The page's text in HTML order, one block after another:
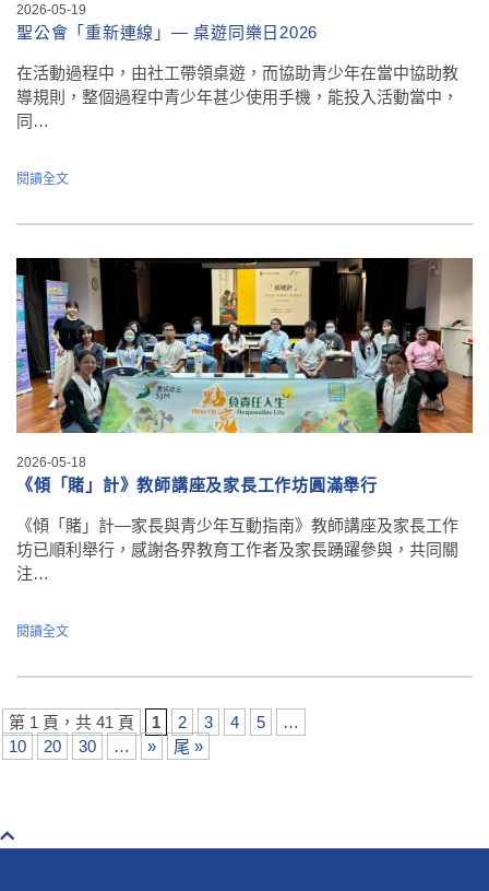
2026-05-19
聖公會「重新連線」— 桌遊同樂日2026
在活動過程中，由社工帶領桌遊，而協助青少年在當中協助教
導規則，整個過程中青少年甚少使用手機，能投入活動當中，
同…
閱讀全文
2026-05-18
《傾「賭」計》教師講座及家長工作坊圓滿舉行
《傾「賭」計—家長與青少年互動指南》教師講座及家長工作
坊已順利舉行，感謝各界教育工作者及家長踴躍參與，共同關
注…
閱讀全文
第 1 頁，共 41 頁 1 2 3 4 5
…
10
20 30 … » 尾 »